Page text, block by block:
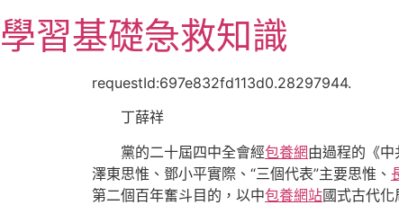
至
主
學習基礎急救知識
requestId:697e832fd113d0.28297944.
丁薛祥
黨的二十屆四中全會經包養網由過程的《
澤東思惟、鄧小平實際、“三個代表”主要思惟、
第二個百年奮斗目的，以中包養網站國式古代